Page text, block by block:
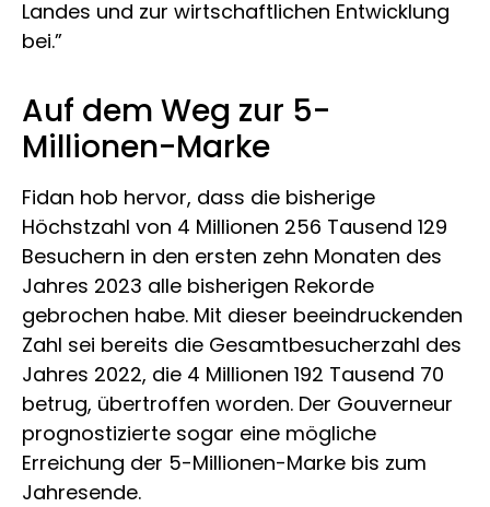
Landes und zur wirtschaftlichen Entwicklung
bei.”
Auf dem Weg zur 5-
Millionen-Marke
Fidan hob hervor, dass die bisherige
Höchstzahl von 4 Millionen 256 Tausend 129
Besuchern in den ersten zehn Monaten des
Jahres 2023 alle bisherigen Rekorde
gebrochen habe. Mit dieser beeindruckenden
Zahl sei bereits die Gesamtbesucherzahl des
Jahres 2022, die 4 Millionen 192 Tausend 70
betrug, übertroffen worden. Der Gouverneur
prognostizierte sogar eine mögliche
Erreichung der 5-Millionen-Marke bis zum
Jahresende.